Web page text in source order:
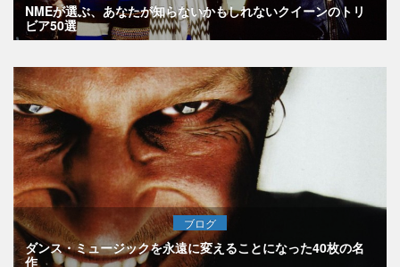
NMEが選ぶ、あなたが知らないかもしれないクイーンのトリ
ビア50選
ブログ
ダンス・ミュージックを永遠に変えることになった40枚の名
作